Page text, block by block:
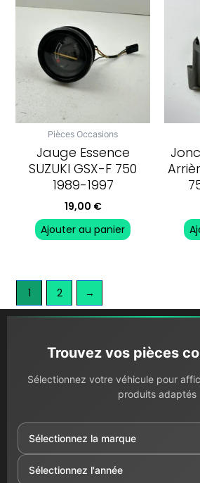
Pièces Occasions
Jauge Essence
SUZUKI GSX-F 750
1989-1997
19,00 €
Ajouter au panier
1 2 →
Trouvez vos pièces
Sélectionnez votre véhicule pour
produits adaptés